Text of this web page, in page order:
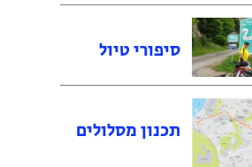
סיפורי טיול
תכנון מסלולים